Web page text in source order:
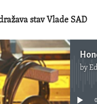
stav Vlade SAD
by
No media